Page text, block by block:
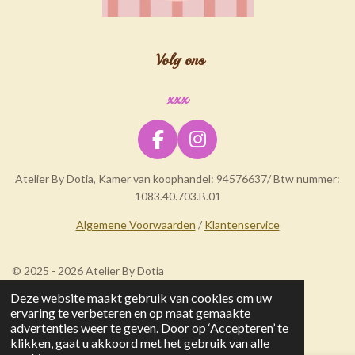
Deze website maakt gebruik van cookies om uw
ervaring te verbeteren en op maat gemaakte
advertenties weer te geven. Door op ‘Accepteren’ te
klikken, gaat u akkoord met het gebruik van alle
Volg ons
xxx
F
c
e
b
k
I
s
t
a
a
m
Atelier By Dotia, Kamer van koophandel: 94576637/ Btw nummer:
1083.40.703.B.01
Algemene Voorwaarden / Klantenservice
© 2025 - 2026 Atelier By Dotia